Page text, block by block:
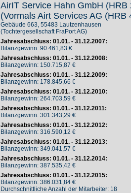
AirIT Service Hahn GmbH (HRB
(Vormals Airt Services AG (HRB
Gebäude 663, 55483 Lautzenhausen
(Tochtergesellschaft FraPort AG)
Jahresabschluss: 01.01. - 31.12.2007:
Bilanzgewinn: 90.461,83 €
Jahresabschluss: 01.01. - 31.12.2008:
Bilanzgewinn: 150.715,87 €
Jahresabschluss: 01.01. - 31.12.2009:
Bilanzgewinn: 178.845,66 €
Jahresabschluss: 01.01. - 31.12.2010:
Bilanzgewinn: 264.703,59 €
Jahresabschluss: 01.01. - 31.12.2011:
Bilanzgewinn: 301.343,29 €
Jahresabschluss: 01.01. - 31.12.2012:
Bilanzgewinn: 316.590,12 €
Jahresabschluss: 01.01. - 31.12.2013:
Bilanzgewinn: 349.041,57 €
Jahresabschluss: 01.01. - 31.12.2014:
Bilanzgewinn: 387.535,42 €
Jahresabschluss: 01.01. - 31.12.2015:
Bilanzgewinn: 386.031,84 €
Durchschnittliche Anzahl der Mitarbeiter: 18